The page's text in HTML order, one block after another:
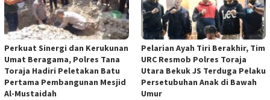
Perkuat Sinergi dan Kerukunan
Umat Beragama, Polres Tana
Toraja Hadiri Peletakan Batu
Pertama Pembangunan Mesjid
Al-Mustaidah
Pelarian Ayah Tiri Berakhir, Tim
URC Resmob Polres Toraja
Utara Bekuk JS Terduga Pelaku
Persetubuhan Anak di Bawah
Umur